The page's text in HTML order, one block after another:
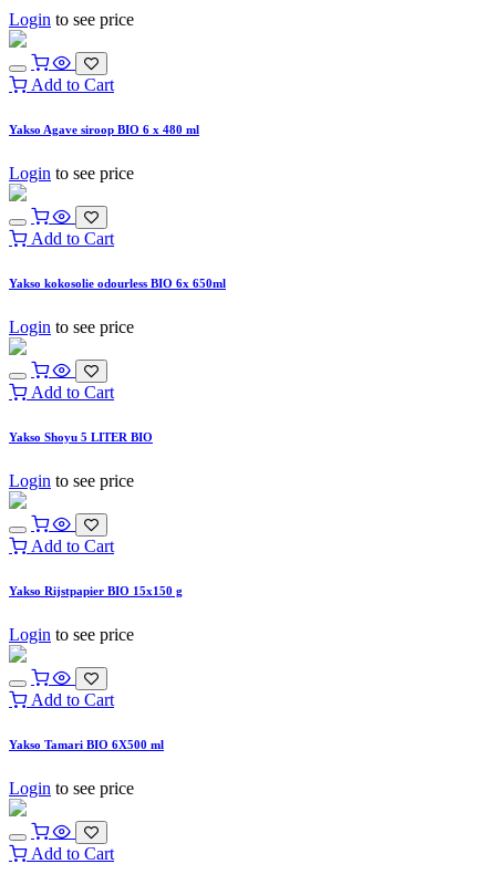
Login to see price
Add to Cart
Yakso Agave siroop BIO 6 x 480 ml
Login to see price
Add to Cart
Yakso kokosolie odourless BIO 6x 650ml
Login to see price
Add to Cart
Yakso Shoyu 5 LITER BIO
Login to see price
Add to Cart
Yakso Rijstpapier BIO 15x150 g
Login to see price
Add to Cart
Yakso Tamari BIO 6X500 ml
Login to see price
Add to Cart